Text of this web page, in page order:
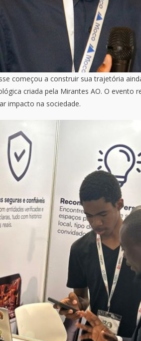
começou a construir sua trajetória
criada pela Mirantes AO. O evento
impacto na sociedade.